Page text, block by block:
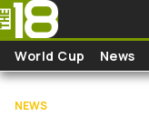
Skip to main content
World Cup News
NEWS